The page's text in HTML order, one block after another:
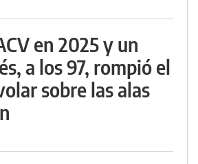
en 2025 y un
a los 97, rompió el
sobre las alas